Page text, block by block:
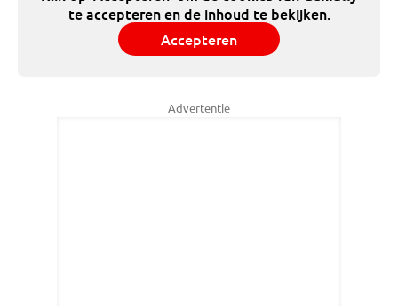
te accepteren en de inhoud te bekijken.
Accepteren
Advertentie